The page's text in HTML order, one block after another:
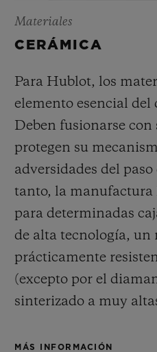
Materiales
CERÁMICA
Para Hublot, los
elemento esencial del
Deben fusionarse
protegen su
adversidades del
tanto, la manufactura
para determinadas
de alta tecnología,
prácticamente
(excepto por el
sinterizado a muy
MÁS INFORMACIÓN